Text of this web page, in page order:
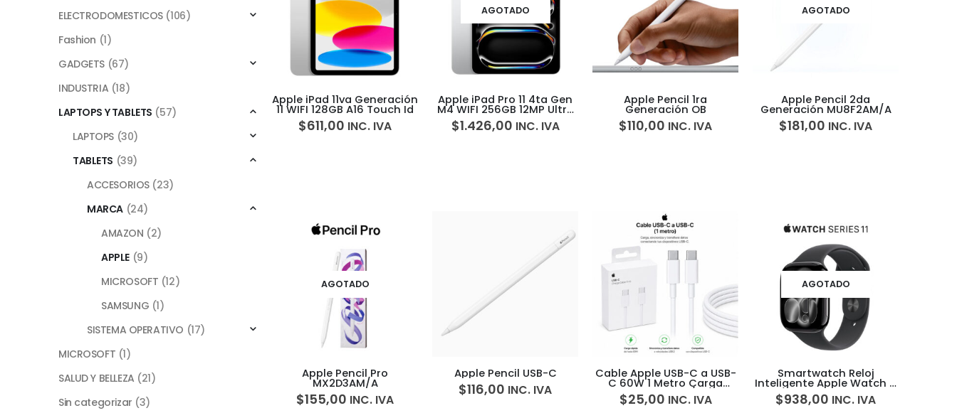
Apple iPad 11va Generación
11 WIFI 128GB A16 Touch Id
$611,00 INC. IVA
AGOTADO
Apple iPad Pro 11 4ta Gen
M4 WIFI 256GB 12MP Ultra
Retina XDR
$1.426,00 INC. IVA
Apple Pencil 1ra
Generación OB
$110,00 INC. IVA
AGOTADO
Apple Pencil 2da
Generación MU8F2AM/A
$181,00 INC. IVA
AGOTADO
Apple Pencil Pro
MX2D3AM/A
$155,00 INC. IVA
Apple Pencil USB-C
$116,00 INC. IVA
Cable Apple USB-C a USB-
C 60W 1 Metro Carga
Rápida iPhone/iPad
$25,00 INC. IVA
AGOTADO
Smartwatch Reloj
Inteligente Apple Watch 11
46mm GPS
$938,00 INC. IVA
ELECTRODOMESTICOS (106)
Fashion (1)
GADGETS (67)
INDUSTRIA (18)
LAPTOPS Y TABLETS (57)
LAPTOPS (30)
TABLETS (39)
ACCESORIOS (23)
MARCA (24)
AMAZON (2)
APPLE (9)
MICROSOFT (12)
SAMSUNG (1)
SISTEMA OPERATIVO (17)
MICROSOFT (1)
SALUD Y BELLEZA (21)
Sin categorizar (3)